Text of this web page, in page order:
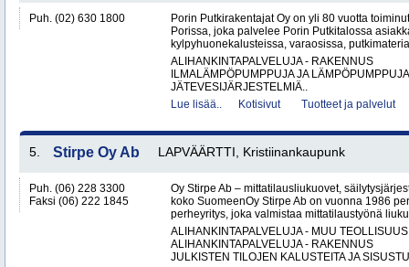
Puh. (02) 630 1800
Porin Putkirakentajat Oy on yli 80 vuotta
Porissa, joka palvelee Porin Putkitalossa
kylpyhuonekalusteissa, varaosissa,
ALIHANKINTAPALVELUJA - RAKENNUS
ILMALÄMPÖPUMPPUJA JA LÄMPÖPUMPPUJA
JÄTEVESIJÄRJESTELMIÄ..
Lue lisää..
Kotisivut Tuotteet ja palvelut
5. Stirpe Oy Ab LAPVÄÄRTTI, Kristiinankaupunk
Puh. (06) 228 3300
Faksi (06) 222 1845
Oy Stirpe Ab – mittatilausliukuovet,
koko SuomeenOy Stirpe Ab on vuonna 1986
perheyritys, joka valmistaa mittatilaustyönä
ALIHANKINTAPALVELUJA - MUU TEOLLISUUS
ALIHANKINTAPALVELUJA - RAKENNUS
JULKISTEN TILOJEN KALUSTEITA JA